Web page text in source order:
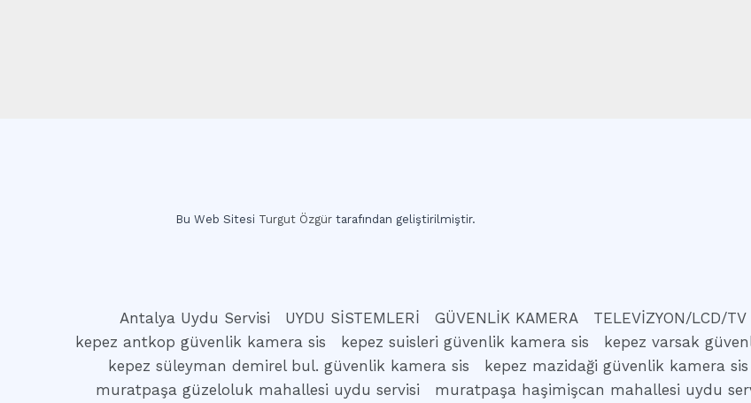
Bu Web Sitesi Turgut Özgürtarafından geliştirilmiştir.
Antalya Uydu Servisi UYDU SİSTEMLERİ GÜVENLİK KAMERA TELEVİZYON/LCD/TV
kepez antkop güvenlik kamera sis
kepez suisleri güvenlik kamera sis kepez varsak
kepez süleyman demirel bul. güvenlik kamera sis
kepez mazidaği güvenlik kamera sis
muratpaşa güzeloluk mahallesi uydu servisi
muratpaşa haşimişcan mahallesi uydu